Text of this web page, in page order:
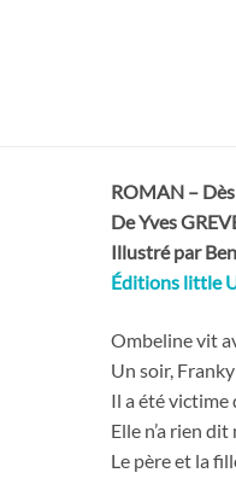
ROMAN –
De Yves
Illustré par
Éditions little
Ombeline vit
Un soir,
Il a été victime
Elle n’a rien
Le père et la